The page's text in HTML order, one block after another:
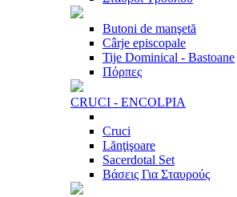
Butoni de manşetă
Cârje episcopale
Tije Dominical - Bastoane
Πόρπες
CRUCI - ENCOLPIA
Cruci
Lănţişoare
Sacerdotal Set
Βάσεις Για Σταυρούς